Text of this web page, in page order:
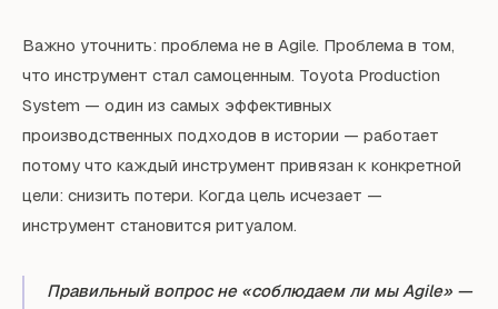
Важно уточнить: проблема не в Agile. Проблема в том,
что инструмент стал самоценным. Toyota Production
System — один из самых эффективных
производственных подходов в истории — работает
потому что каждый инструмент привязан к конкретной
цели: снизить потери. Когда цель исчезает —
инструмент становится ритуалом.
Правильный вопрос не «соблюдаем ли мы Agile» —